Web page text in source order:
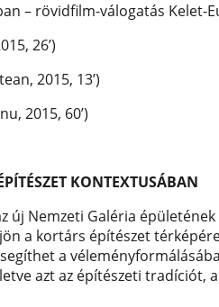
– rövidfilm-válogatás Kelet-
26’)
2015, 13’)
2015, 60’)
KONTEXTUSÁBAN
új Nemzeti Galéria
a kortárs építészet
a
azt az építészeti tradíciót,